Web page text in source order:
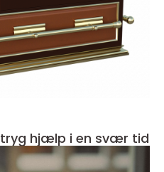
Bedemand aabenraa tryg hjælp i en svær tid